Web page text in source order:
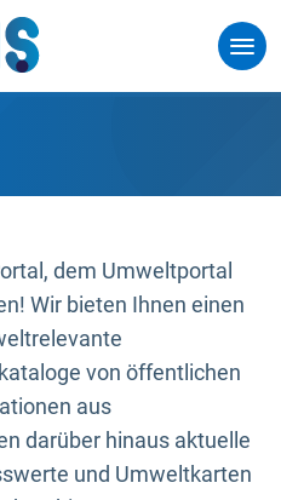
dem Umweltportal
Wir bieten Ihnen einen
von öffentlichen
aus
darüber hinaus aktuelle
und Umweltkarten